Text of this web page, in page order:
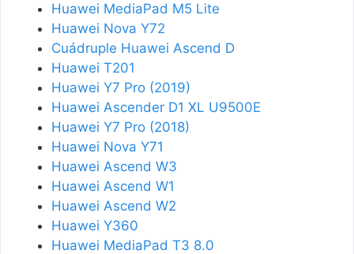
Huawei MediaPad M5 Lite
Huawei Nova Y72
Cuádruple Huawei Ascend D
Huawei T201
Huawei Y7 Pro (2019)
Huawei Ascender D1 XL U9500E
Huawei Y7 Pro (2018)
Huawei Nova Y71
Huawei Ascend W3
Huawei Ascend W1
Huawei Ascend W2
Huawei Y360
Huawei MediaPad T3 8.0